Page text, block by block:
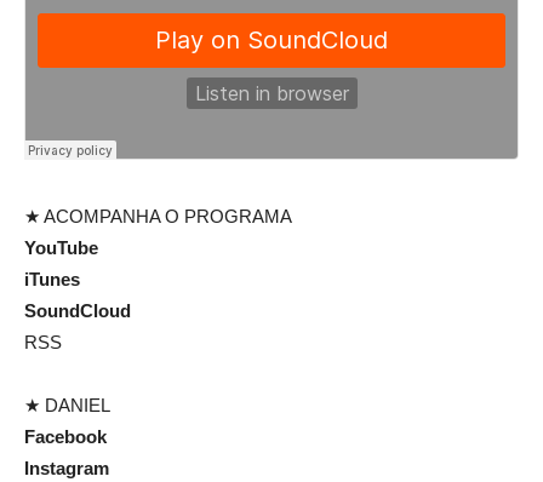
★ ACOMPANHA O PROGRAMA
YouTube
iTunes
SoundCloud
RSS
★ DANIEL
Facebook
Instagram